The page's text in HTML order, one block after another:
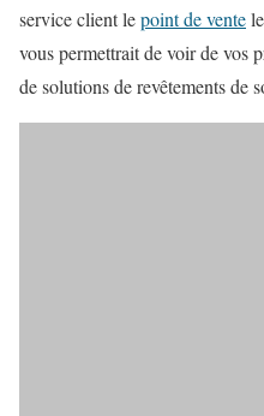
service client lepoint de vente
vous permettrait de voir de vos
de solutions de revêtements de